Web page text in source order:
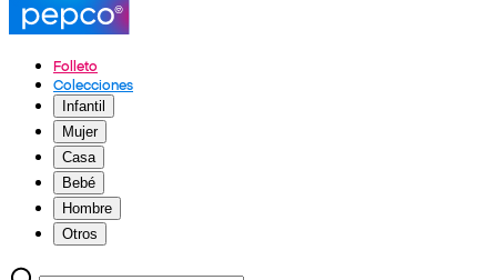
Folleto
Colecciones
Infantil
Mujer
Casa
Bebé
Hombre
Otros